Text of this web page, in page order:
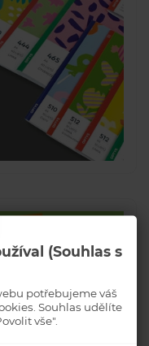
(Souhlas s
potřebujeme váš
Souhlas udělíte
vše".